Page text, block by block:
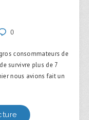
0
consommateurs de
survivre plus de 7
nous avions fait un